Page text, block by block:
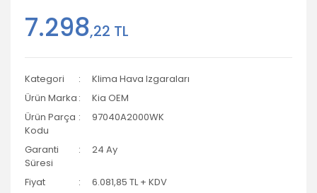
7.298,22 TL
Kategori
Klima Hava Izgaraları
Ürün Marka
Kia OEM
Ürün Parça
Kodu
97040A2000WK
Garanti
Süresi
24 Ay
Fiyat
6.081,85 TL + KDV